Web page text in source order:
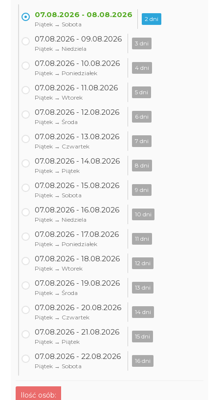
07.08.2026 - 08.08.2026
Piątek → Sobota
2 dni
07.08.2026 - 09.08.2026
Piątek → Niedziela
3 dni
07.08.2026 - 10.08.2026
Piątek → Poniedziałek
4 dni
07.08.2026 - 11.08.2026
Piątek → Wtorek
5 dni
07.08.2026 - 12.08.2026
Piątek → Środa
6 dni
07.08.2026 - 13.08.2026
Piątek → Czwartek
7 dni
07.08.2026 - 14.08.2026
Piątek → Piątek
8 dni
07.08.2026 - 15.08.2026
Piątek → Sobota
9 dni
07.08.2026 - 16.08.2026
Piątek → Niedziela
10 dni
07.08.2026 - 17.08.2026
Piątek → Poniedziałek
11 dni
07.08.2026 - 18.08.2026
Piątek → Wtorek
12 dni
07.08.2026 - 19.08.2026
Piątek → Środa
13 dni
07.08.2026 - 20.08.2026
Piątek → Czwartek
14 dni
07.08.2026 - 21.08.2026
Piątek → Piątek
15 dni
07.08.2026 - 22.08.2026
Piątek → Sobota
16 dni
Ilość osób: